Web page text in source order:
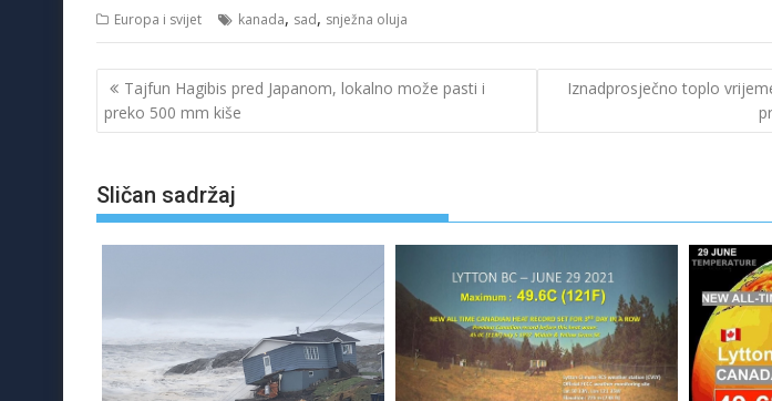
Europa i svijet kanada, sad, snježna oluja
Navigacija
objava
Tajfun Hagibis pred Japanom, lokalno može pasti i
preko 500 mm kiše
Iznadprosječno toplo
Sličan sadržaj